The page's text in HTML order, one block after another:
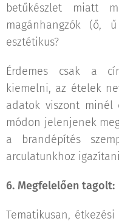
betűkészlet miatt
magánhangzók (ő,
esztétikus?
Érdemes csak a
kiemelni, az ételek
adatok viszont minél
módon jelenjenek
a brandépítés
arculatunkhoz
6. Megfelelően tagolt:
Tematikusan,